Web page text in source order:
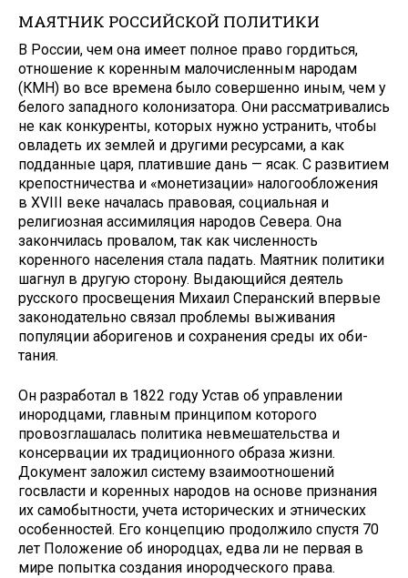
МАЯТНИК РОССИЙСКОЙ ПОЛИТИКИ
В России, чем она имеет полное право гордиться,
отношение к ко­ренным малочисленным народам
(КМН) во все времена было совер­шенно иным, чем у
белого западного колонизатора. Они рассматрива­лись
не как конкуренты, которых нужно устранить, чтобы
овладеть их землей и другими ресурсами, а как
подданные царя, платившие дань — ясак. С развитием
крепост­ничества и «монетизации» налого­обложения
в XVIII веке началась правовая, социальная и
религиоз­ная ассимиляция народов Севера. Она
закончилась провалом, так как численность
коренного населения стала падать. Маятник политики
шагнул в другую сторону. Выдаю­щийся деятель
русского просвеще­ния Михаил Сперанский впервые
законодательно связал проблемы выживания
популяции абориге­нов и сохранения среды их оби­
тания.
Он разработал в 1822 году Устав об управлении
инородцами, главным принципом которого
провозглаша­лась политика невмешательства и
консервации их традиционного об­раза жизни.
Документ заложил систе­му взаимоотношений
госвласти и ко­ренных народов на основе признания
их самобытности, учета исторических и этнических
особенностей. Его кон­цепцию продолжило спустя 70
лет Положение об инородцах, едва ли не первая в
мире попытка создания ино­родческого права.